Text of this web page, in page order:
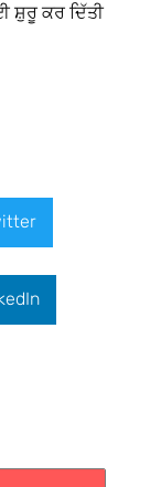
ਸ਼ੁਰੂ ਕਰ ਦਿੱਤੀ